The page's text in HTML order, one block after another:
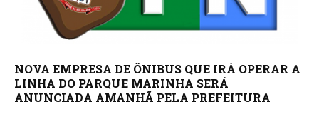
NOVA EMPRESA DE ÔNIBUS QUE IRÁ OPERAR A
LINHA DO PARQUE MARINHA SERÁ
ANUNCIADA AMANHÃ PELA PREFEITURA